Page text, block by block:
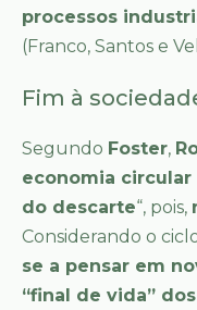
processos
(Franco, Santos e
Fim à
Segundo Foster,
economia
do descarte“, pois,
Considerando o
se a pensar em
“final de vida”